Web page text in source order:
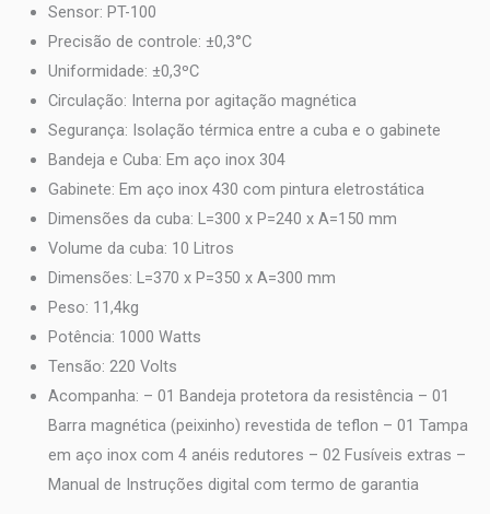
Sensor: PT-100
Precisão de controle: ±0,3°C
Uniformidade: ±0,3ºC
Circulação: Interna por agitação magnética
Segurança: Isolação térmica entre a cuba e o gabinete
Bandeja e Cuba: Em aço inox 304
Gabinete: Em aço inox 430 com pintura eletrostática
Dimensões da cuba: L=300 x P=240 x A=150 mm
Volume da cuba: 10 Litros
Dimensões: L=370 x P=350 x A=300 mm
Peso: 11,4kg
Potência: 1000 Watts
Tensão: 220 Volts
Acompanha: – 01 Bandeja protetora da resistência – 01
Barra magnética (peixinho) revestida de teflon – 01 Tampa
em aço inox com 4 anéis redutores – 02 Fusíveis extras –
Manual de Instruções digital com termo de garantia